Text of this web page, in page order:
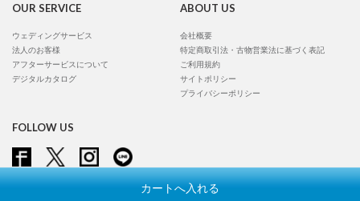
カートへ入れる
OUR SERVICE
ウェディングサービス
法人のお客様
アフターサービスについて
デジタルカタログ
ABOUT US
会社概要
特定商取引法・古物営業法に基づく表記
ご利用規約
サイトポリシー
プライバシーポリシー
FOLLOW US
Copyright © Conran Shop Japan Ltd. All rights reserved.